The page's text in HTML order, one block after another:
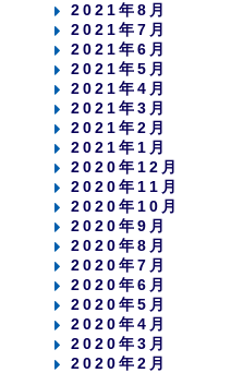
2021年8月
2021年7月
2021年6月
2021年5月
2021年4月
2021年3月
2021年2月
2021年1月
2020年12月
2020年11月
2020年10月
2020年9月
2020年8月
2020年7月
2020年6月
2020年5月
2020年4月
2020年3月
2020年2月